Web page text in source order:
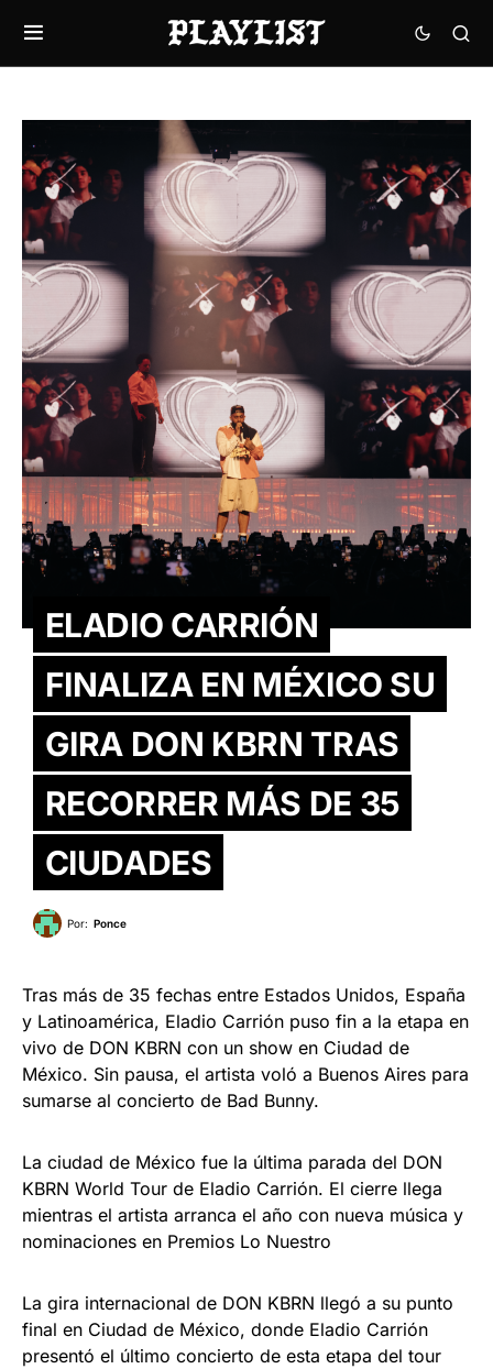
ELADIO CARRIÓN
FINALIZA EN MÉXICO SU
GIRA DON KBRN TRAS
RECORRER MÁS DE 35
CIUDADES
Por: Ponce
Tras más de 35 fechas entre Estados Unidos, España
y Latinoamérica, Eladio Carrión puso fin a la etapa en
vivo de DON KBRN con un show en Ciudad de
México. Sin pausa, el artista voló a Buenos Aires para
sumarse al concierto de Bad Bunny.
La ciudad de México fue la última parada del DON
KBRN World Tour de Eladio Carrión. El cierre llega
mientras el artista arranca el año con nueva música y
nominaciones en Premios Lo Nuestro
La gira internacional de DON KBRN llegó a su punto
final en Ciudad de México, donde Eladio Carrión
presentó el último concierto de esta etapa del tour